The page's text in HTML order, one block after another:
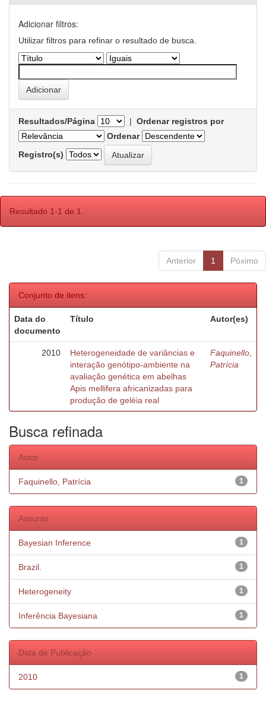
Adicionar filtros:
Utilizar filtros para refinar o resultado de busca.
Resultados/Página | Ordenar registros por
Ordenar
Registro(s)
Resultado 1-1 de 1.
Anterior 1 Póximo
Conjunto de itens:
Data do
documento
Título Autor(es)
2010
Heterogeneidade de variâncias e
interação genótipo-ambiente na
avaliação genética em abelhas
Apis mellifera africanizadas para
produção de geléia real
Faquinello,
Patrícia
Busca refinada
Autor
1
Faquinello, Patrícia
Assunto
1
Bayesian Inference
1
Brazil.
1
Heterogeneity
1
Inferência Bayesiana
Data de Publicação
1
2010